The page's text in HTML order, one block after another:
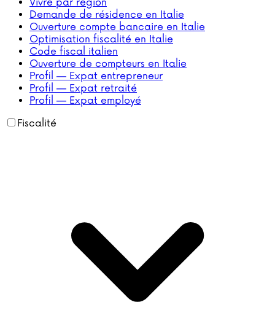
Vivre par région
Demande de résidence en Italie
Ouverture compte bancaire en Italie
Optimisation fiscalité en Italie
Code fiscal italien
Ouverture de compteurs en Italie
Profil — Expat entrepreneur
Profil — Expat retraité
Profil — Expat employé
Fiscalité